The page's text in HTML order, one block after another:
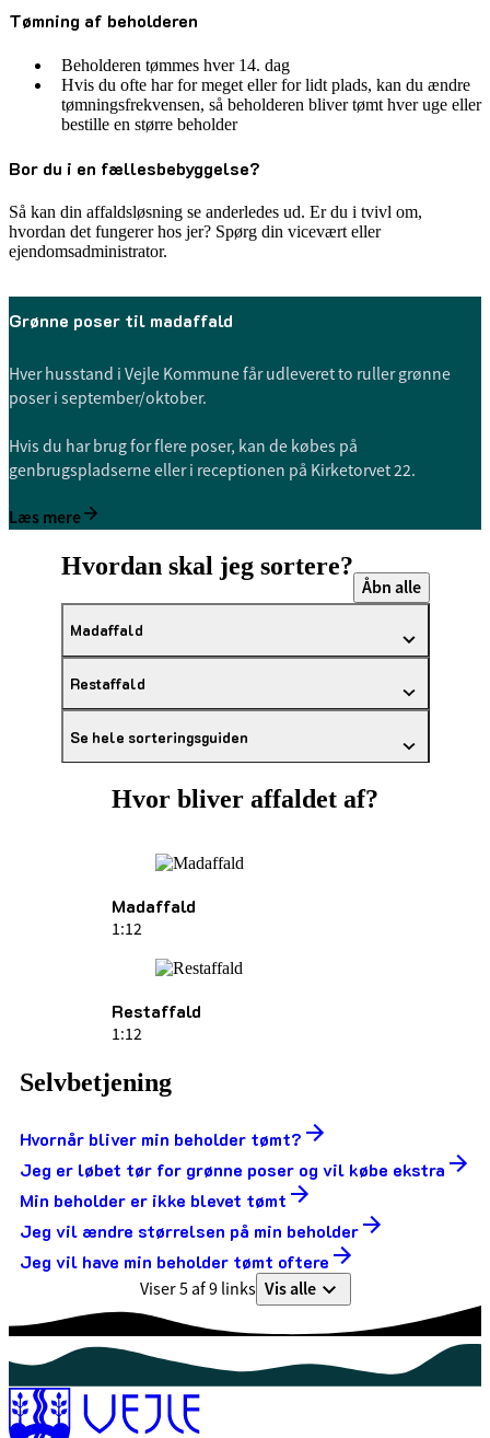
Tømning af beholderen
Beholderen tømmes hver 14. dag
Hvis du ofte har for meget eller for lidt plads, kan du ændre
tømningsfrekvensen, så beholderen bliver tømt hver uge eller
bestille en større beholder
Bor du i en fællesbebyggelse?
Så kan din affaldsløsning se anderledes ud. Er du i tvivl om,
hvordan det fungerer hos jer? Spørg din vicevært eller
ejendomsadministrator.
Grønne poser til madaffald
Hver husstand i Vejle Kommune får udleveret to ruller grønne
poser i september/oktober.
Hvis du har brug for flere poser, kan de købes på
genbrugspladserne eller i receptionen på Kirketorvet 22.
Læs mere
Hvordan skal jeg sortere?
Åbn alle
Madaffald
Restaffald
Se hele sorteringsguiden
Hvor bliver affaldet af?
Madaffald
1:12
Restaffald
1:12
Selvbetjening
Hvornår bliver min beholder tømt?
Jeg er løbet tør for grønne poser og vil købe ekstra
Min beholder er ikke blevet tømt
Jeg vil ændre størrelsen på min beholder
Jeg vil have min beholder tømt oftere
Viser 5 af 9 links Vis alle